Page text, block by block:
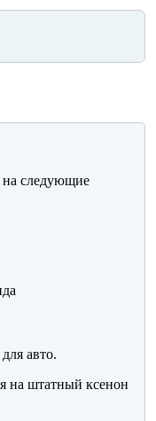
на следующие
авто.
на штатный ксенон